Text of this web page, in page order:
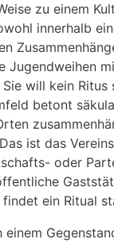
zu einem
inner­halb
Jugend­wei­hen
will kein Ritus
betont
ist das
oder
fin­det ein Ritu­al
einem